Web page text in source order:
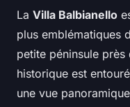
La Villa Balbianello
plus emblématiques
petite péninsule
historique est
une vue